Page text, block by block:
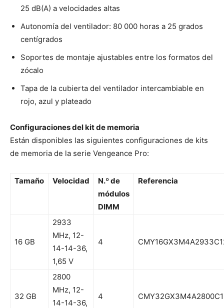
25 dB(A) a velocidades altas
Autonomía del ventilador: 80 000 horas a 25 grados
centígrados
Soportes de montaje ajustables entre los formatos del
zócalo
Tapa de la cubierta del ventilador intercambiable en
rojo, azul y plateado
Configuraciones del kit de memoria
Están disponibles las siguientes configuraciones de kits
de memoria de la serie Vengeance Pro:
Tamaño Velocidad
N.º de
módulos
DIMM
Referencia
16 GB
2933
MHz, 12-
14-14-36,
1,65 V
4
32 GB
2800
MHz, 12-
14-14-36,
4